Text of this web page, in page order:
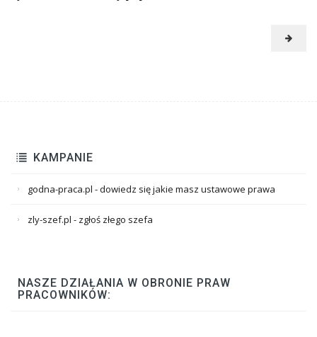
KAMPANIE
godna-praca.pl - dowiedz się jakie masz ustawowe prawa
zly-szef.pl - zgłoś złego szefa
NASZE DZIAŁANIA W OBRONIE PRAW
PRACOWNIKÓW: